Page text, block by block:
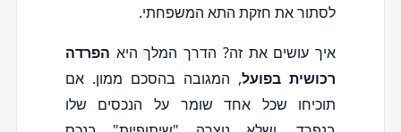
לסתור את חזקת התא המשפחתי.
איך עושים את זה? הדרך המלך היא הפרדה
רכושית בפועל, המגובה בהסכם ממון. אם
תוכיחו שכל אחד שומר על הנכסים שלו